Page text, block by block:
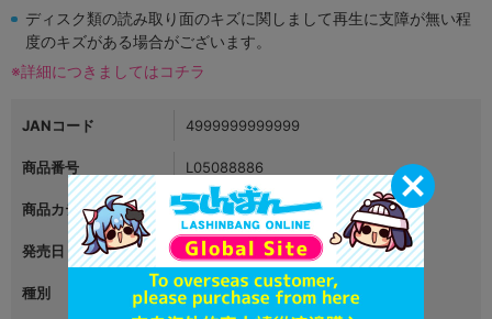
ディスク類の読み取り面のキズに関しまして再生に支障が無い程
度のキズがある場合がございます。
※詳細につきましてはコチラ
JANコード 4999999999999
商品番号 L05088886
商品カテゴリ グッズ
発売日 2023年03月08日
種別 アクリルフィギュア